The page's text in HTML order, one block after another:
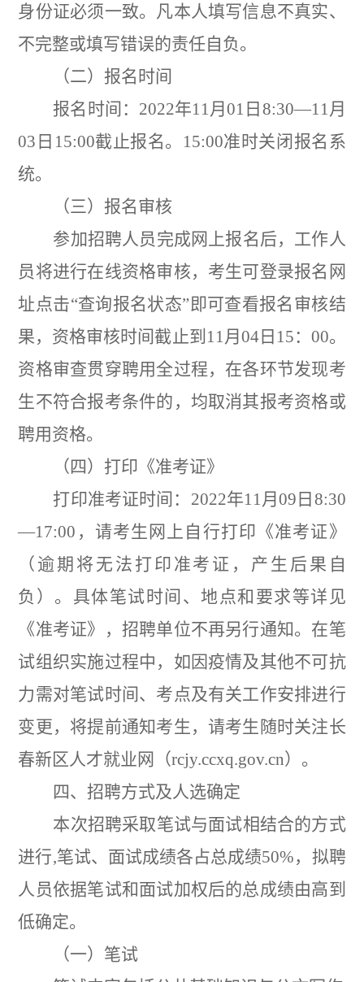
身份证必须一致。凡本人填写信息不真实、
不完整或填写错误的责任自负。
（二）报名时间
报名时间： 2022年11 月01 日 8:30—11 月
03 日 15:00截止报名。 15:00准时关闭报名系
统。
（三）报名审核
参加招聘人员完成网上报名后，工作人
员将进行在线资格审核，考生可登录报名网
址点击“查询报名状态”即可查看报名审核结
果，资格审核时间截止到 11 月 04日 15： 00。
资格审查贯穿聘用全过程，在各环节发现考
生不符合报考条件的，均取消其报考资格或
聘用资格。
（四）打印《准考证》
打印准考证时间： 2022年11 月09 日 8:30
—17:00 ，请考生网上自行打印《准考证》
（逾期将无法打印准考证，产生后果自
负）。具体笔试时间、地点和要求等详见
《准考证》，招聘单位不再另行通知。在笔
试组织实施过程中，如因疫情及其他不可抗
力需对笔试时间、考点及有关工作安排进行
变更，将提前通知考生，请考生随时关注长
春新区人才就业网（rcjy.ccxq.gov.cn）。
四、招聘方式及人选确定
本次招聘采取笔试与面试相结合的方式
进行,笔试、面试成绩各占总成绩50%，拟聘
人员依据笔试和面试加权后的总成绩由高到
低确定。
（一）笔试